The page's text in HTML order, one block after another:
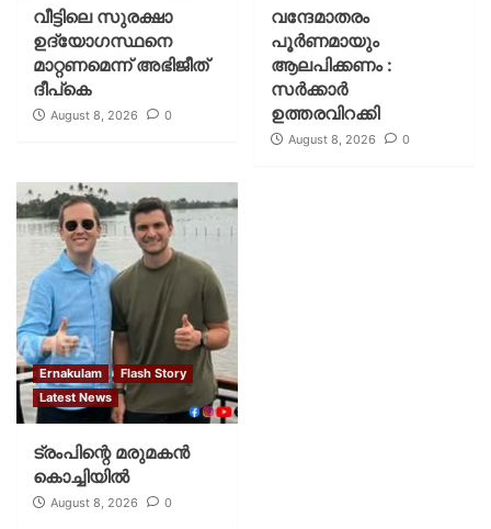
വീട്ടിലെ സുരക്ഷാ
ഉദ്യോഗസ്ഥനെ
മാറ്റണമെന്ന് അഭിജീത്
ദീപ്‌കെ
August 8, 2026 0
വന്ദേമാതരം
പൂര്‍ണമായും
ആലപിക്കണം :
സര്‍ക്കാര്‍
ഉത്തരവിറക്കി
August 8, 2026 0
Ernakulam
Flash Story
Latest News
ട്രംപിന്റെ മരുമകന്‍
കൊച്ചിയില്‍
August 8, 2026 0